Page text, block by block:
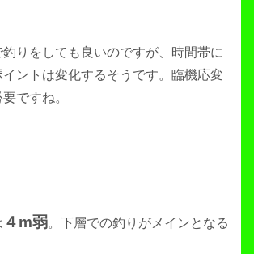
りをしても良いのですが、時間帯に
イントは変化するそうです。臨機応変
ですね。
４m弱。下層での釣りがメインとなる